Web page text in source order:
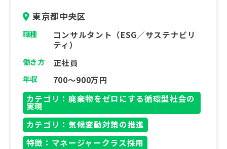
東京都中央区
職種
コンサルタント（ESG／サステナビリ
ティ）
働き方 正社員
年収
700～900万円
カテゴリ：廃棄物をゼロにする循環型社会の
実現
カテゴリ：気候変動対策の推進
特徴：マネージャークラス採用